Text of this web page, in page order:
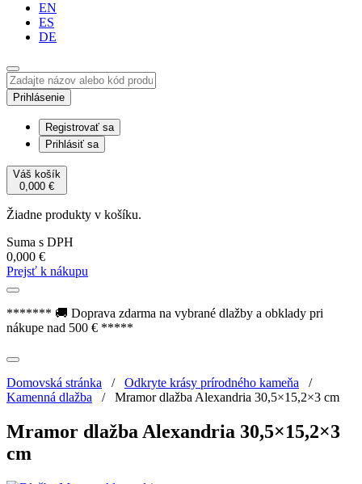
EN
ES
DE
Prihlásenie
Registrovať sa
Prihlásiť sa
Váš košík
0,000 €
Žiadne produkty v košíku.
Suma s DPH
0,000 €
Prejsť k nákupu
******* 🚚 Doprava zdarma na vybrané dlažby a obklady pri
nákupe nad 500 € *****
Domovská stránka / Odkryte krásy prírodného kameňa /
Kamenná dlažba / Mramor dlažba Alexandria 30,5×15,2×3 cm
Mramor dlažba Alexandria 30,5×15,2×3
cm